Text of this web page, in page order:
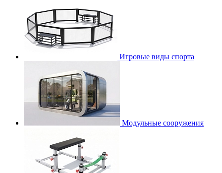
Игровые виды спорта
Модульные сооружения